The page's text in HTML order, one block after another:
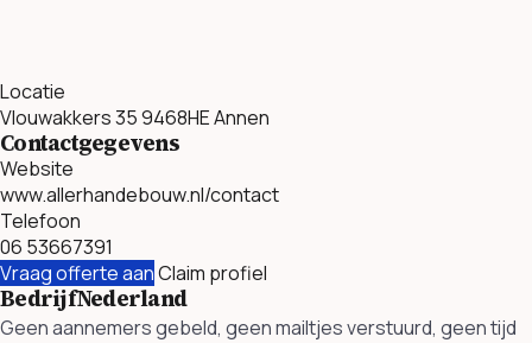
Locatie
Vlouwakkers 35 9468HE Annen
Contactgegevens
Website
www.allerhandebouw.nl/contact
Telefoon
06 53667391
Vraag offerte aanClaim profiel
BedrijfNederland
Geen aannemers gebeld, geen mailtjes verstuurd, geen tijd